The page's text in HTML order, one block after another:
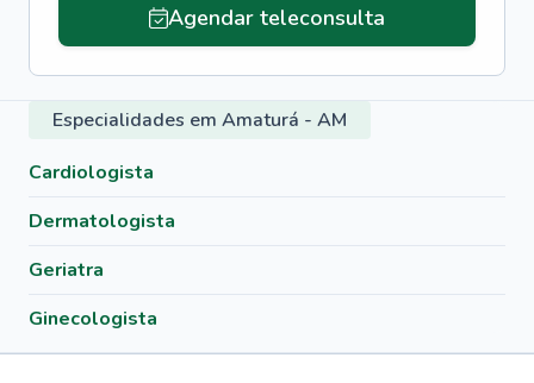
Agendar teleconsulta
Especialidades em Amaturá - AM
Cardiologista
Dermatologista
Geriatra
Ginecologista